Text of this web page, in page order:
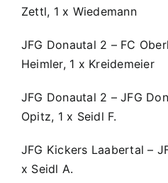
Zettl, 1 x Wiedemann
JFG Donautal 2 – FC
Heimler, 1 x Kreidemeier
JFG Donautal 2 – JFG
Opitz, 1 x Seidl F.
JFG Kickers Laabertal –
x Seidl A.